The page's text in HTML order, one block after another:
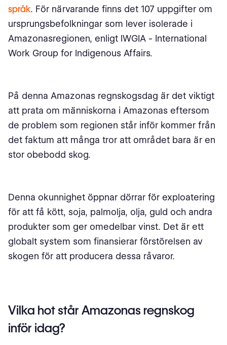
språk. För närvarande finns det 107 uppgifter om
ursprungsbefolkningar som lever isolerade i
Amazonasregionen, enligt IWGIA - International
Work Group for Indigenous Affairs.
På denna Amazonas regnskogsdag är det viktigt
att prata om människorna i Amazonas eftersom
de problem som regionen står inför kommer från
det faktum att många tror att området bara är en
stor obebodd skog.
Denna okunnighet öppnar dörrar för exploatering
för att få kött, soja, palmolja, olja, guld och andra
produkter som ger omedelbar vinst. Det är ett
globalt system som finansierar förstörelsen av
skogen för att producera dessa råvaror.
Vilka hot står Amazonas regnskog
inför idag?